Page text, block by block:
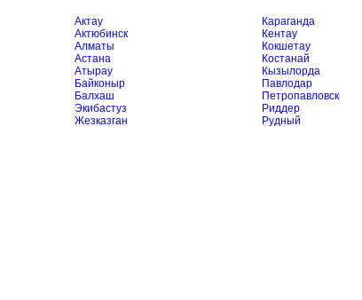
Актау
Актюбинск
Алматы
Астана
Атырау
Байконыр
Балхаш
Экибастуз
Жезказган
Караганда
Кентау
Кокшетау
Костанай
Кызылорда
Павлодар
Петропавловск
Риддер
Рудный